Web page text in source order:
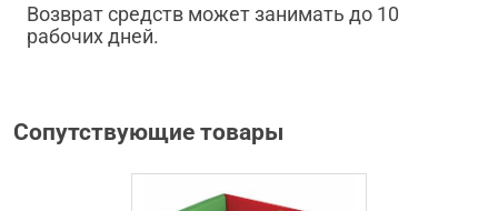
Возврат средств может занимать до 10
рабочих дней.
Сопутствующие товары